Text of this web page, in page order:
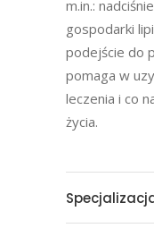
m.in.:
gospodarki
podejście do
pomaga w
leczenia i co
życia.